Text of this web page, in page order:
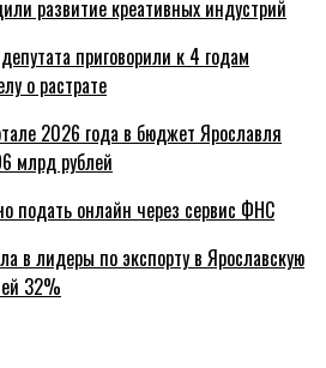
развитие креативных индустрий
приговорили к 4 годам
о растрате
2026 года в бюджет Ярославля
млрд рублей
онлайн через сервис ФНС
в лидеры по экспорту в Ярославскую
32%